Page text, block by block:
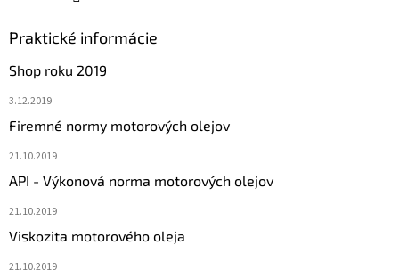
Praktické informácie
Shop roku 2019
3.12.2019
Firemné normy motorových olejov
21.10.2019
API - Výkonová norma motorových olejov
21.10.2019
Viskozita motorového oleja
21.10.2019